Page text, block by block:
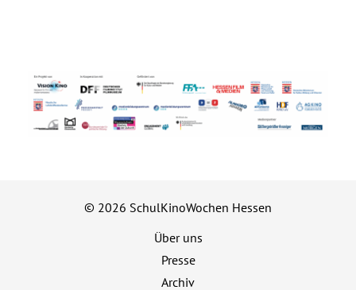
© 2026 SchulKinoWochen Hessen
Über uns
Presse
Archiv